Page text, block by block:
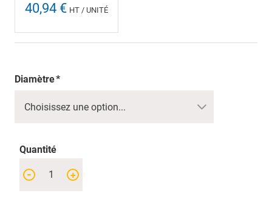
40,94 € HT / UNITÉ
Diamètre
Quantité
+
-